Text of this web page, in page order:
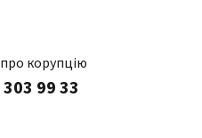
корупцію
99 33